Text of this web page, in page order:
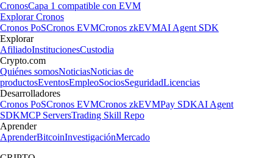
CronosCapa 1 compatible con EVM
Explorar Cronos
Cronos PoSCronos EVMCronos zkEVMAI Agent SDK
Explorar
AfiliadoInstitucionesCustodia
Crypto.com
Quiénes somosNoticiasNoticias de
productosEventosEmpleoSociosSeguridadLicencias
Desarrolladores
Cronos PoSCronos EVMCronos zkEVMPay SDKAI Agent
SDKMCP ServersTrading Skill Repo
Aprender
AprenderBitcoinInvestigaciónMercado